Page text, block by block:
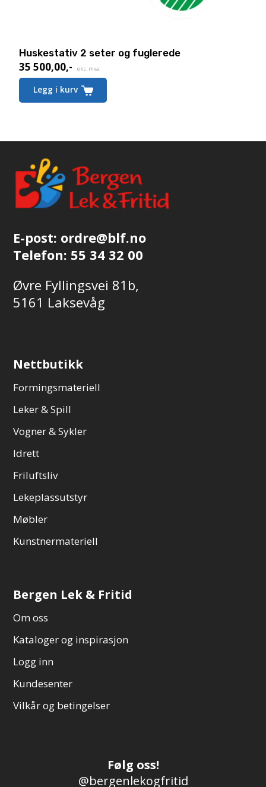
Huskestativ 2 seter og fuglerede
35 500,00,- eks. mva.
Legg i kurv
E-post: ordre@blf.no
Telefon: 55 34 32 00
Øvre Fyllingsvei 81b,
5161 Laksevåg
Nettbutikk
Formingsmateriell
Leker & Spill
Vogner & Sykler
Idrett
Friluftsliv
Lekeplassutstyr
Møbler
Kunstnermateriell
Bergen Lek & Fritid
Om oss
Kataloger og inspirasjon
Logg inn
Kundesenter
Vilkår og betingelser
Følg oss!
@bergenlekogfritid